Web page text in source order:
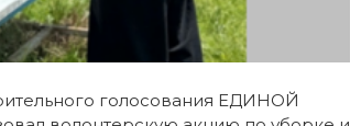
голосования ЕДИНОЙ